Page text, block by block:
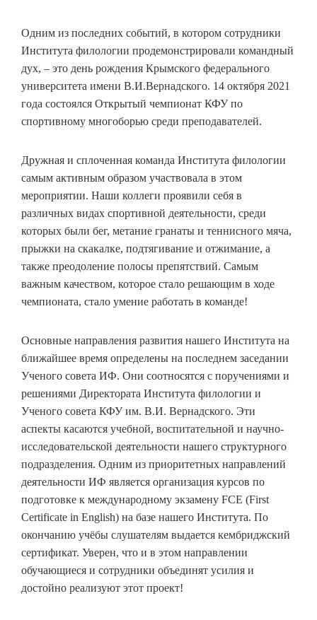
Одним из последних событий, в котором сотрудники
Института филологии продемонстрировали командный
дух, – это день рождения Крымского федерального
университета имени В.И.Вернадского. 14 октября 2021
года состоялся Открытый чемпионат КФУ по
спортивному многоборью среди преподавателей.
Дружная и сплоченная команда Института филологии
самым активным образом участвовала в этом
мероприятии. Наши коллеги проявили себя в
различных видах спортивной деятельности, среди
которых были бег, метание гранаты и теннисного мяча,
прыжки на скакалке, подтягивание и отжимание, а
также преодоление полосы препятствий. Самым
важным качеством, которое стало решающим в ходе
чемпионата, стало умение работать в команде!
Основные направления развития нашего Института на
ближайшее время определены на последнем заседании
Ученого совета ИФ. Они соотносятся с поручениями и
решениями Директората Института филологии и
Ученого совета КФУ им. В.И. Вернадского. Эти
аспекты касаются учебной, воспитательной и научно-
исследовательской деятельности нашего структурного
подразделения. Одним из приоритетных направлений
деятельности ИФ является организация курсов по
подготовке к международному экзамену FCE (First
Certificate in English) на базе нашего Института. По
окончанию учёбы слушателям выдается кембриджский
сертификат. Уверен, что и в этом направлении
обучающиеся и сотрудники объединят усилия и
достойно реализуют этот проект!